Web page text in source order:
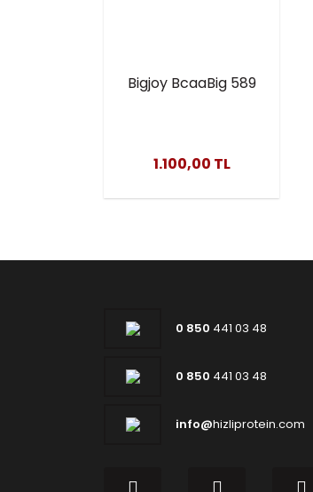
Bigjoy BcaaBig 589
1.100,00 TL
0 850 441 03 48
0 850 441 03 48
info@hizliprotein.com